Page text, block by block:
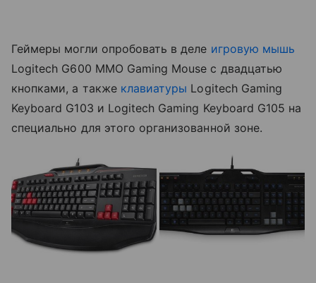
Геймеры могли опробовать в деле игровую мышь
Logitech G600 MMO Gaming Mouse с двадцатью
кнопками, а также клавиатуры Logitech Gaming
Keyboard G103 и Logitech Gaming Keyboard G105 на
специально для этого организованной зоне.